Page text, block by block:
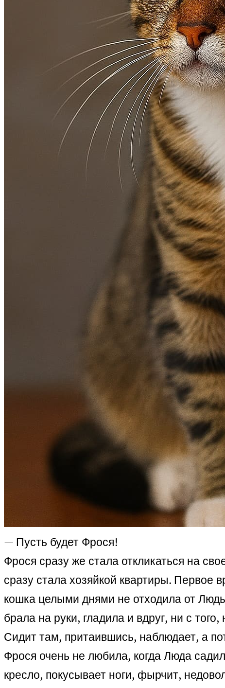
— Пусть будет Фрося!
Фрося сразу же стала откликаться на
сразу стала хозяйкой квартиры.
кошка целыми днями не отходила от
брала на руки, гладила и вдруг, ни с
Сидит там, притаившись, наблюдает, а
Фрося очень не любила, когда Люда
кресло, покусывает ноги, фырчит,